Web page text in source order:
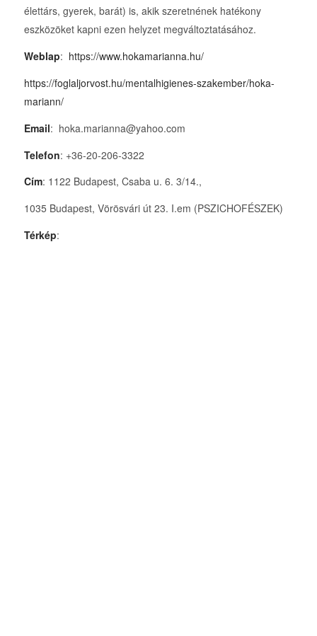
élettárs, gyerek, barát) is, akik szeretnének hatékony
eszközöket kapni ezen helyzet megváltoztatásához.
Weblap: https://www.hokamarianna.hu/
https://foglaljorvost.hu/mentalhigienes-szakember/hoka-
mariann/
Email: hoka.marianna@yahoo.com
Telefon: +36-20-206-3322
Cím: 1122 Budapest, Csaba u. 6. 3/14.,
1035 Budapest, Vörösvári út 23. I.em (PSZICHOFÉSZEK)
Térkép: